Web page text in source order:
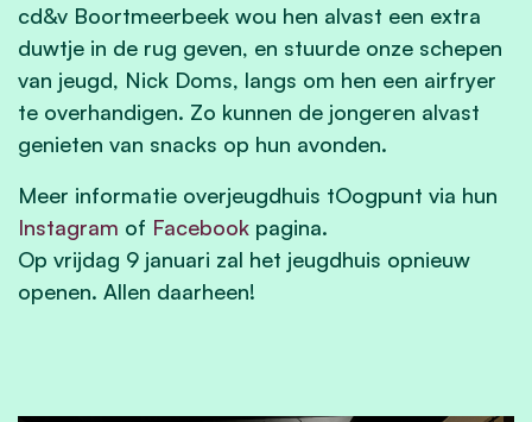
cd&v Boortmeerbeek wou hen alvast een extra
duwtje in de rug geven, en stuurde onze schepen
van jeugd, Nick Doms, langs om hen een airfryer
te overhandigen. Zo kunnen de jongeren alvast
genieten van snacks op hun avonden.
Meer informatie overjeugdhuis tOogpunt via hun
Instagram of Facebook pagina.
Op vrijdag 9 januari zal het jeugdhuis opnieuw
openen. Allen daarheen!